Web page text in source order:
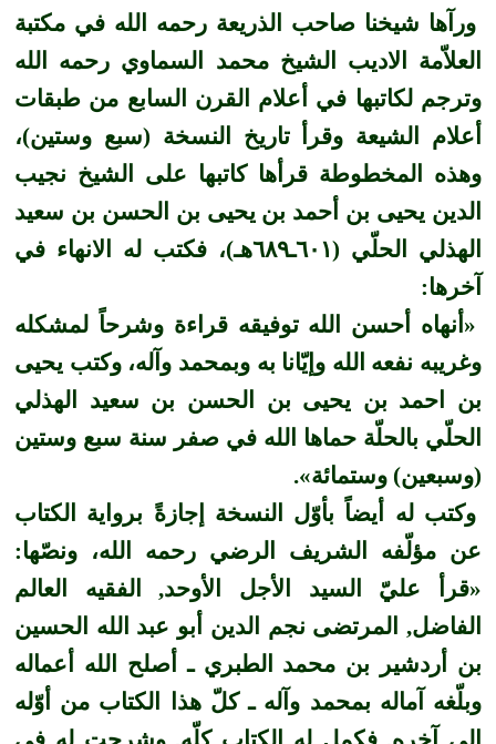
ورآها شيخنا صاحب الذريعة رحمه الله في مكتبة
العلاّمة الاديب الشيخ محمد السماوي رحمه الله
وترجم لكاتبها في أعلام القرن السابع من طبقات
أعلام الشيعة وقرأ تاريخ النسخة (سبع وستين)،
وهذه المخطوطة قرأها كاتبها على الشيخ نجيب
الدين يحيى بن أحمد بن يحيى بن الحسن بن سعيد
الهذلي الحلّي (٦٠١ـ٦٨٩هـ)، فكتب له الانهاء في
آخرها:
«أنهاه أحسن الله توفيقه قراءة وشرحاً لمشكله
وغريبه نفعه الله وإيّانا به وبمحمد وآله، وكتب يحيى
بن احمد بن يحيى بن الحسن بن سعيد الهذلي
الحلّي بالحلّة حماها الله في صفر سنة سبع وستين
(وسبعين) وستمائة».
وكتب له أيضاً بأوّل النسخة إجازةً برواية الكتاب
عن مؤلّفه الشريف الرضي رحمه الله، ونصّها:
«قرأ عليّ السيد الأجل الأوحد, الفقيه العالم
الفاضل, المرتضى نجم الدين أبو عبد الله الحسين
بن أردشير بن محمد الطبري ـ أصلح الله أعماله
وبلّغه آماله بمحمد وآله ـ كلّ هذا الكتاب من أوّله